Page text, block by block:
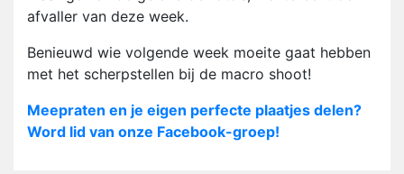
afvaller van deze week.
Benieuwd wie volgende week moeite gaat hebben
met het scherpstellen bij de macro shoot!
Meepraten en je eigen perfecte plaatjes delen?
Word lid van onze Facebook-groep!